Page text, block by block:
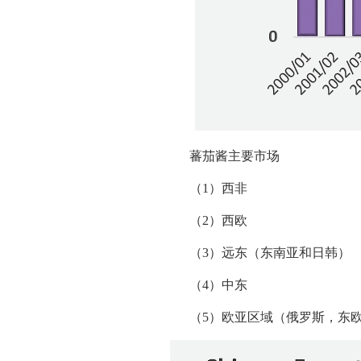
蕃茄酱主要市场
（1）西非
（2）西欧
（3）远东（东南亚和日韩）
（4）中东
（5）欧亚区域（俄罗斯，东